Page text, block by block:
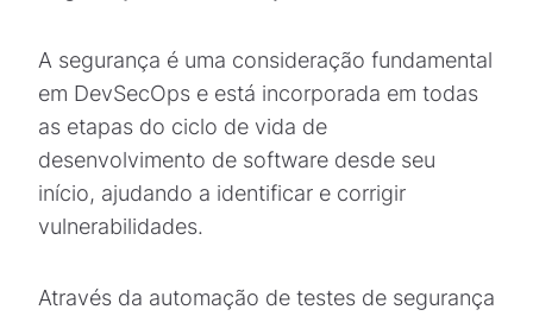
A segurança é uma consideração fundamental
em DevSecOps e está incorporada em todas
as etapas do ciclo de vida de
desenvolvimento de software desde seu
início, ajudando a identificar e corrigir
vulnerabilidades.
Através da automação de testes de segurança